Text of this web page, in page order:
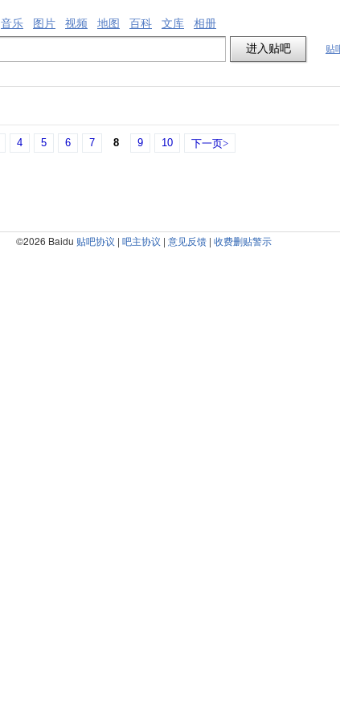
音乐 图片 视频 地图 百科 文库 相册
贴
4 5 6 7 8 9 10 下一页>
©2026 Baidu 贴吧协议 | 吧主协议 | 意见反馈 | 收费删贴警示